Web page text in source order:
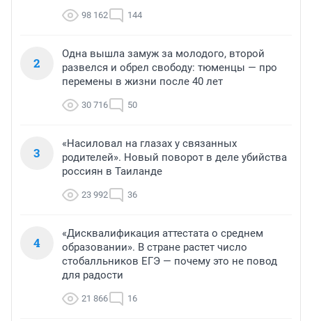
98 162 144
2
Одна вышла замуж за молодого, второй
развелся и обрел свободу: тюменцы — про
перемены в жизни после 40 лет
30 716 50
3
«Насиловал на глазах у связанных
родителей». Новый поворот в деле убийства
россиян в Таиланде
23 992 36
4
«Дисквалификация аттестата о среднем
образовании». В стране растет число
стобалльников ЕГЭ — почему это не повод
для радости
21 866 16